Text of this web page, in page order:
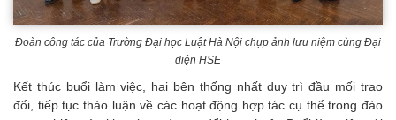
Đoàn công tác của Trường Đại học Luật Hà Nội chụp ảnh lưu niệm cùng Đại
diện HSE
Kết thúc buổi làm việc, hai bên thống nhất duy trì đầu mối trao
đổi, tiếp tục thảo luận về các hoạt động hợp tác cụ thể trong đào